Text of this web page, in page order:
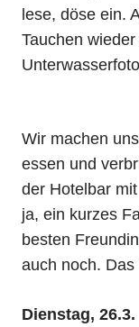
lese, döse ein.
Tauchen
Wir machen
essen und
der Hotelbar
ja, ein kurzes
besten
auch noch.
Dienstag, 26.3.